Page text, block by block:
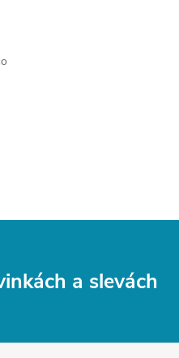
a slevách